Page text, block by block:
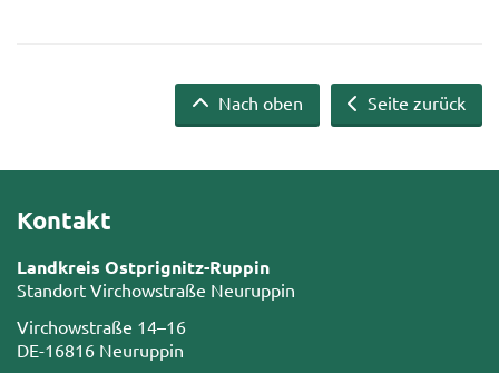
Seite zurück
Nach oben
Kontakt
Landkreis Ostprignitz-Ruppin
Standort Virchowstraße Neuruppin
Virchowstraße 14–16
DE-16816 Neuruppin